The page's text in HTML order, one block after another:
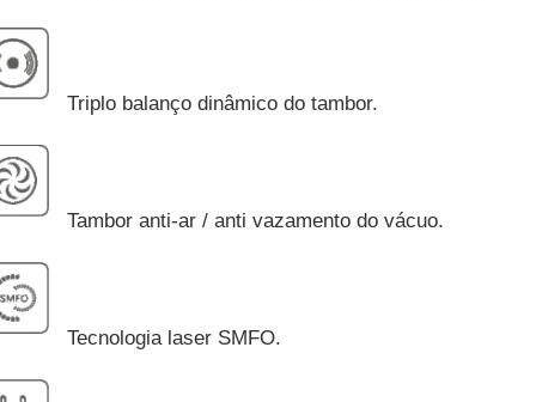
Triplo balanço dinâmico do tambor.
Tambor anti-ar / anti vazamento do vácuo.
Tecnologia laser SMFO.